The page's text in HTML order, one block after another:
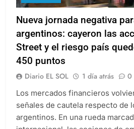
Nueva jornada negativa
argentinos: cayeron las
Street y el riesgo país
450 puntos
Diario EL SOL 1 día atrás 0
Los mercados financieros
señales de cautela respecto de
argentinos. En una rueda